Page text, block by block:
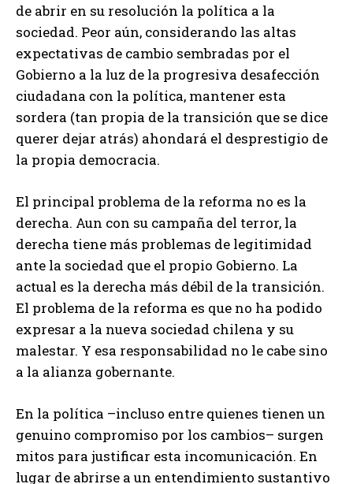
de abrir en su resolución la política a la
sociedad. Peor aún, considerando las altas
expectativas de cambio sembradas por el
Gobierno a la luz de la progresiva desafección
ciudadana con la política, mantener esta
sordera (tan propia de la transición que se dice
querer dejar atrás) ahondará el desprestigio de
la propia democracia.
El principal problema de la reforma no es la
derecha. Aun con su campaña del terror, la
derecha tiene más problemas de legitimidad
ante la sociedad que el propio Gobierno. La
actual es la derecha más débil de la transición.
El problema de la reforma es que no ha podido
expresar a la nueva sociedad chilena y su
malestar. Y esa responsabilidad no le cabe sino
a la alianza gobernante.
En la política –incluso entre quienes tienen un
genuino compromiso por los cambios– surgen
mitos para justificar esta incomunicación. En
lugar de abrirse a un entendimiento sustantivo